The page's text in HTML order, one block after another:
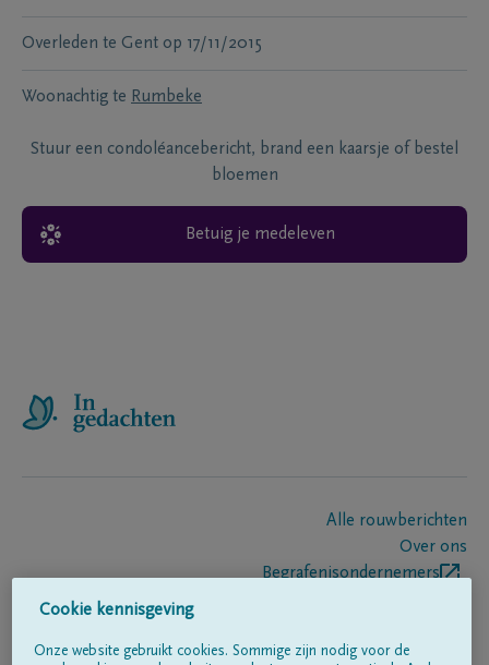
Overleden te Gent op 17/11/2015
Woonachtig te Rumbeke
Stuur een condoléancebericht, brand een kaarsje of bestel
bloemen
Betuig je medeleven
Alle rouwberichten
Over ons
Begrafenisondernemers
Cookie kennisgeving
Onze website gebruikt cookies. Sommige zijn nodig voor de